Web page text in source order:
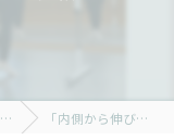
「内側から伸びる」という軸